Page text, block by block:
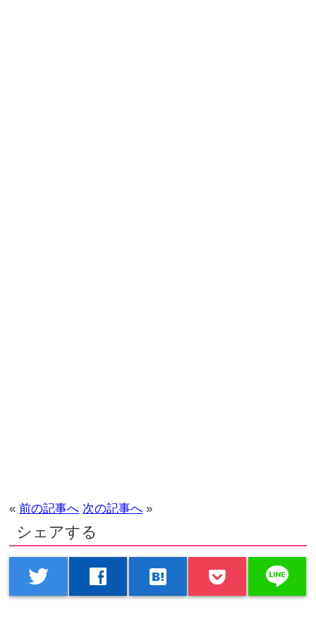
«前の記事へ 次の記事へ »
シェアする
twitter facebook hatenabookmark line